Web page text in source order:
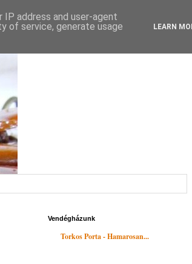
Vendégházunk
Torkos Porta - Hamarosan...
address and user-agent
of service, generate usage
LEARN